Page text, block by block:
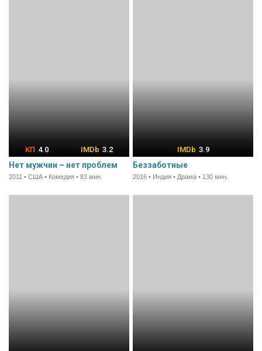
4.0 3.2
Нет мужчин – нет проблем
2011 • США • Комедия • 83 мин.
3.9
Беззаботные
2016 • Индия • Драма • 130 мин.